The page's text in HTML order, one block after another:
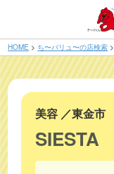
HOME > ち〜バリュ〜の店検索
美容 ／東金市
SIESTA